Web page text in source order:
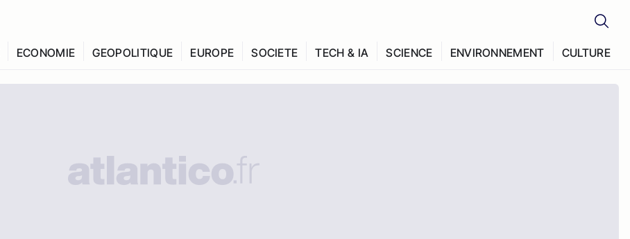
ECONOMIE GEOPOLITIQUE EUROPE SOCIETE TECH & IA SCIENCE ENVIRONNEMENT CULTURE